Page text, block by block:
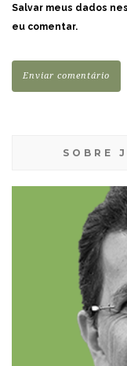
Salvar meus dados
eu comentar.
SOBRE